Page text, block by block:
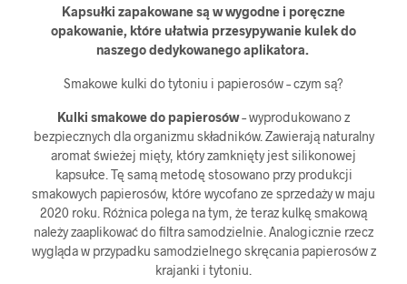
Kapsułki zapakowane są w wygodne i poręczne
opakowanie, które ułatwia przesypywanie kulek do
naszego dedykowanego aplikatora.
Smakowe kulki do tytoniu i papierosów – czym są?
Kulki smakowe do papierosów– wyprodukowano z
bezpiecznych dla organizmu składników. Zawierają naturalny
aromat świeżej mięty, który zamknięty jest silikonowej
kapsułce. Tę samą metodę stosowano przy produkcji
smakowych papierosów, które wycofano ze sprzedaży w maju
2020 roku. Różnica polega na tym, że teraz kulkę smakową
należy zaaplikować do filtra samodzielnie. Analogicznie rzecz
wygląda w przypadku samodzielnego skręcania papierosów z
krajanki i tytoniu.